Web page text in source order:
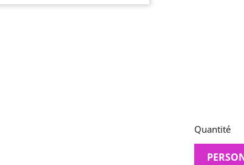
Quantité